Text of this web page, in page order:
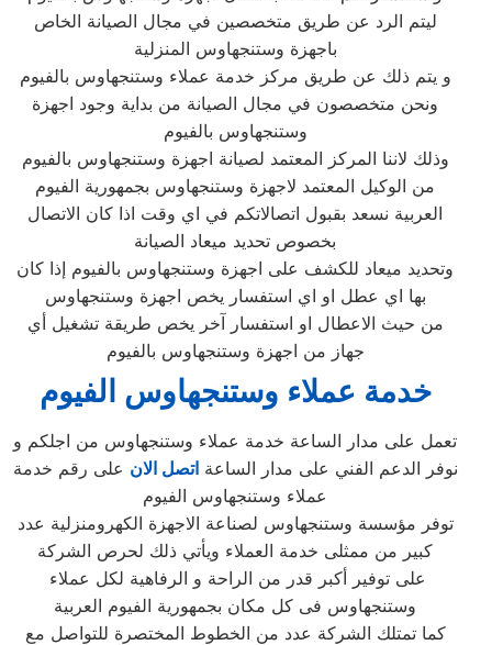
ليتم الرد عن طريق متخصصين في مجال الصيانة الخاص
باجهزة وستنجهاوس المنزلية
و يتم ذلك عن طريق مركز خدمة عملاء وستنجهاوس بالفيوم
ونحن متخصصون في مجال الصيانة من بداية وجود اجهزة
وستنجهاوس بالفيوم
وذلك لاننا المركز المعتمد لصيانة اجهزة وستنجهاوس بالفيوم
من الوكيل المعتمد لاجهزة وستنجهاوس بجمهورية الفيوم
العربية نسعد بقبول اتصالاتكم في اي وقت اذا كان الاتصال
بخصوص تحديد ميعاد الصيانة
وتحديد ميعاد للكشف على اجهزة وستنجهاوس بالفيوم إذا كان
بها اي عطل او اي استفسار يخص اجهزة وستنجهاوس
من حيث الاعطال او استفسار آخر يخص طريقة تشغيل أي
جهاز من اجهزة وستنجهاوس بالفيوم
خدمة عملاء وستنجهاوس الفيوم
تعمل على مدار الساعة خدمة عملاء وستنجهاوس من اجلكم و
نوفر الدعم الفني على مدار الساعةاتصل الان على رقم خدمة
عملاء وستنجهاوس الفيوم
توفر مؤسسة وستنجهاوس لصناعة الاجهزة الكهرومنزلية عدد
كبير من ممثلى خدمة العملاء ويأتي ذلك لحرص الشركة
وستنجهاوس فى كل مكان بجمهورية الفيوم العربية
كما تمتلك الشركة عدد من الخطوط المختصرة للتواصل مع